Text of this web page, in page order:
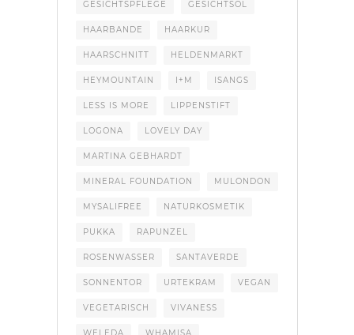
GESICHTSPFLEGE GESICHTSÖL
HAARBANDE HAARKUR
HAARSCHNITT HELDENMARKT
HEYMOUNTAIN I+M ISANGS
LESS IS MORE LIPPENSTIFT
LOGONA LOVELY DAY
MARTINA GEBHARDT
MINERAL FOUNDATION MULONDON
MYSALIFREE NATURKOSMETIK
PUKKA RAPUNZEL
ROSENWASSER SANTAVERDE
SONNENTOR URTEKRAM VEGAN
VEGETARISCH VIVANESS
WELEDA WHAMISA